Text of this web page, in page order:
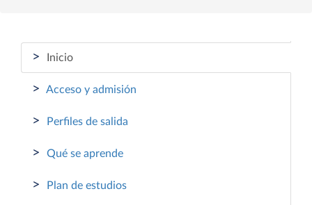
> Inicio
> Acceso y admisión
> Perfiles de salida
> Qué se aprende
> Plan de estudios